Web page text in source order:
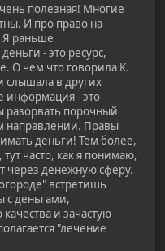
полезная! Многие
И про право на
Я раньше
- это ресурс,
О чем что говорила К.
слышала в других
информация - это
разорвать порочный
направлении. Правы
деньги! Тем более,
часто, как я понимаю,
через денежную сферу.
встретишь
с деньгами,
и зачастую
"лечение